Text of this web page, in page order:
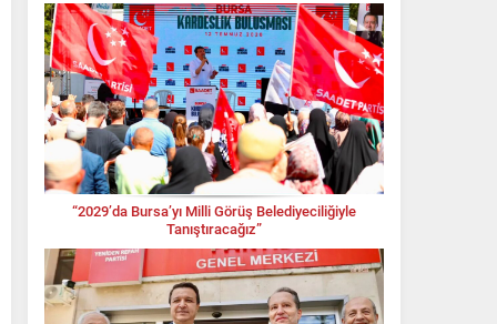
“2029’da Bursa’yı Milli Görüş Belediyeciliğiyle
Tanıştıracağız”